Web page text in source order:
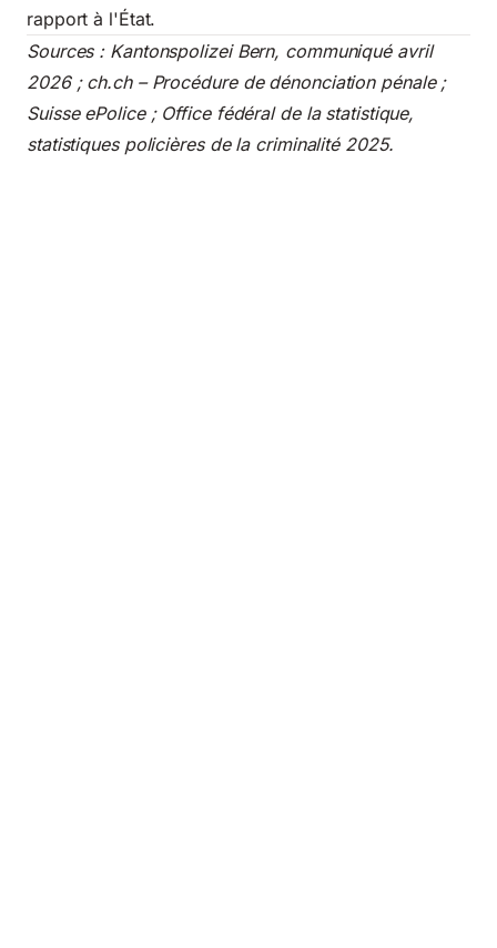
rapport à l'État.
Sources : Kantonspolizei Bern, communiqué avril
2026 ; ch.ch – Procédure de dénonciation pénale ;
Suisse ePolice ; Office fédéral de la statistique,
statistiques policières de la criminalité 2025.